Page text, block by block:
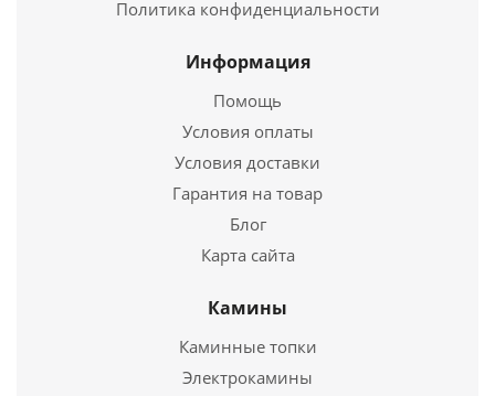
110 000руб.
Подробнее
Политика конфиденциальности
Информация
Помощь
Условия оплаты
Условия доставки
Гарантия на товар
Блог
Карта сайта
Камины
Каминные топки
Электрокамины